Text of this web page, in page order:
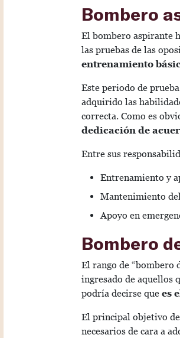
Bombero
El bombero aspirante
las pruebas de las
entrenamiento
Este periodo de
adquirido las
correcta. Como es
dedicación de
Entre sus
Entrenamiento y
Mantenimiento
Apoyo en
Bombero
El rango de “bombero
ingresado de aquellos
podría decirse que es
El principal objetivo de
necesarios de cara a